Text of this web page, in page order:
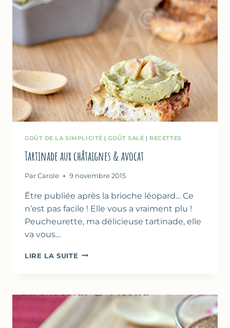
GOÛT DE LA SIMPLICITÉ |GOÛT SALÉ | RECETTES
Tartinade aux châtaignes & avocat
Par Carole 9 novembre 2015
Être publiée après la brioche léopard… Ce
n’est pas facile ! Elle vous a vraiment plu !
Peucheurette, ma délicieuse tartinade, elle
va vous…
LIRE LA SUITE TARTINADE
AVOCAT